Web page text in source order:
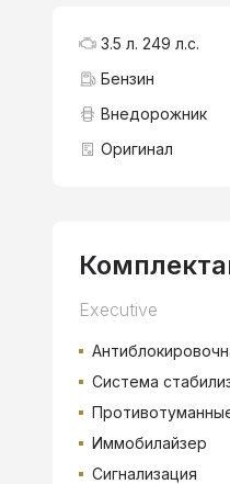
3.5 л. 249 л.с.
Бензин
Внедорожник
Оригинал
Executive
Система
Иммобилайзер
Сигнализация